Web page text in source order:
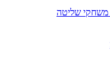
משחקי שליטה